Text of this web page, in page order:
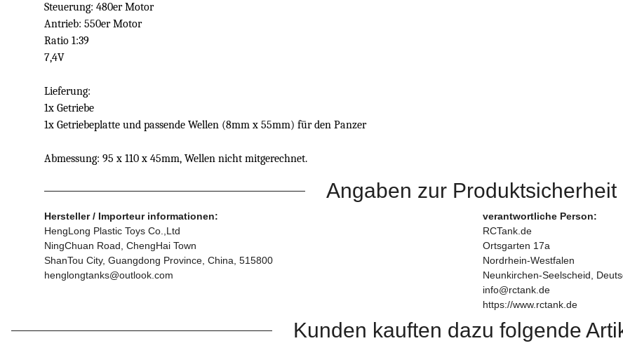
Steuerung: 480er Motor
Antrieb: 550er Motor
Ratio 1:39
7,4V
Lieferung:
1x Getriebe
1x Getriebeplatte und passende Wellen (8mm x 55mm) für den Panzer
Abmessung: 95 x 110 x 45mm, Wellen nicht mitgerechnet.
Angaben zur Produktsicherheit
Hersteller / Importeur informationen:
HengLong Plastic Toys Co.,Ltd
NingChuan Road, ChengHai Town
ShanTou City, Guangdong Province, China, 515800
henglongtanks@outlook.com
verantwortliche Person:
RCTank.de
Ortsgarten 17a
Nordrhein-Westfalen
Neunkirchen-Seelscheid,
info@rctank.de
https://www.rctank.de
Kunden kauften dazu folgende